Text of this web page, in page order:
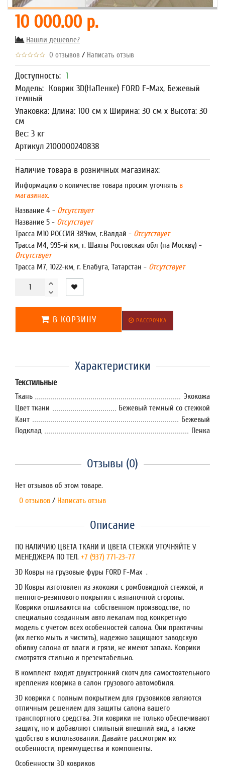
10 000.00 р.
Нашли дешевле?
0 отзывов / Написать отзыв
Доступность: 1
Модель: Коврик 3D(НаПенке) FORD F-Max, Бежевый
темный
Упаковка: Длина: 100 см x Ширина: 30 см x Высота: 30
см
Вес: 3 кг
Артикул 2100000240838
Наличие товара в розничных магазинах:
Информацию о количестве товара просим уточнять в
магазинах.
Название 4 - Отсутствует
Название 5 - Отсутствует
Трасса М10 РОССИЯ 389км, г.Валдай - Отсутствует
Трасса М4, 995-й км, г. Шахты Ростовская обл (на Москву) -
Отсутствует
Трасса М7, 1022-км, г. Елабуга, Татарстан - Отсутствует
В КОРЗИНУ РАССРОЧКА
Характеристики
Текстильные
Ткань
Экокожа
Цвет ткани
Бежевый темный со стежкой
Кант
Бежевый
Подклад
Пенка
Отзывы (0)
Нет отзывов об этом товаре.
0 отзывов / Написать отзыв
Описание
ПО НАЛИЧИЮ ЦВЕТА ТКАНИ И ЦВЕТА СТЕЖКИ УТОЧНЯЙТЕ У
МЕНЕДЖЕРА ПО ТЕЛ. +7 (937) 771-23-77
3D Ковры на грузовые фуры FORD F-Max .
3D Ковры изготовлен из экокожи с ромбовидной стежкой, и
пенного-резинового покрытия с изнаночной стороны.
Коврики отшиваются на собственном производстве, по
специально созданным авто лекалам под конкретную
модель с учетом всех особенностей салона. Они практичны
(их легко мыть и чистить), надежно защищают заводскую
обивку салона от влаги и грязи, не имеют запаха. Коврики
смотрятся стильно и презентабельно.
В комплект входит двухстронний скотч для самостоятельного
крепления коврика в салон грузового автомобиля.
3D коврики с полным покрытием для грузовиков являются
отличным решением для защиты салона вашего
транспортного средства. Эти коврики не только обеспечивают
защиту, но и добавляют стильный внешний вид, а также
удобство в использовании. Давайте рассмотрим их
особенности, преимущества и компоненты.
Особенности 3D ковриков